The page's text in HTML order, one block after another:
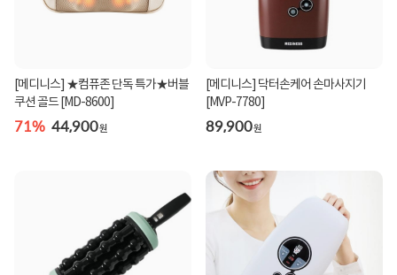
[메디니스] ★컴퓨존 단독 특가★버블
쿠션 골드 [MD-8600]
71% 44,900원
[메디니스] 닥터손케어 손마사지기
[MVP-7780]
89,900원